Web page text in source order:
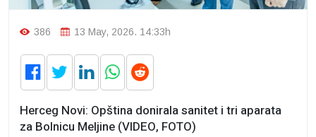
386 13 May, 2026. 14:33h
Herceg Novi: Opština donirala sanitet i tri aparata
za Bolnicu Meljine (VIDEO, FOTO)